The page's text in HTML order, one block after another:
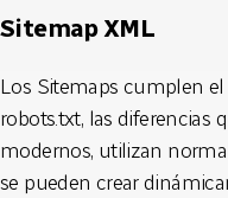
Sitemap XML
Los Sitemaps cumplen
robots.txt, las diferencias
modernos, utilizan
se pueden crear